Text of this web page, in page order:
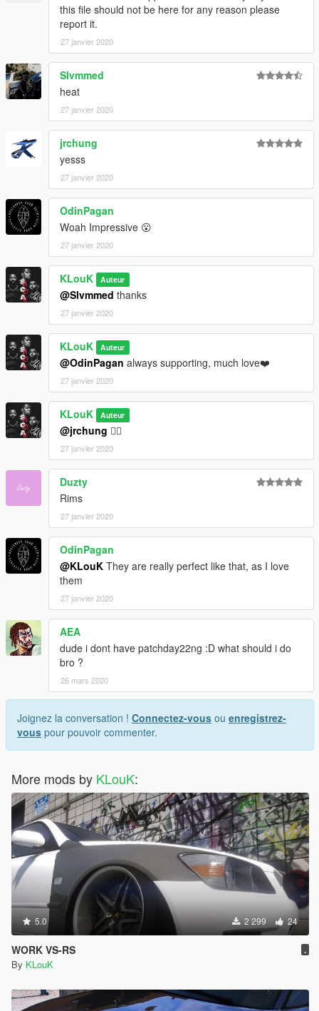
this file should not be here for any reason please
report it.
27 janvier 2020
Slvmmed
heat
27 janvier 2020
jrchung
yesss
27 janvier 2020
OdinPagan
Woah Impressive 😮
27 janvier 2020
KLouK Auteur
@Slvmmed thanks
27 janvier 2020
KLouK Auteur
@OdinPagan always supporting, much love❤️
27 janvier 2020
KLouK Auteur
@jrchung 👍🏾
27 janvier 2020
Duzty
Rims
27 janvier 2020
OdinPagan
@KLouK They are really perfect like that, as I love
them
27 janvier 2020
AEA
dude i dont have patchday22ng :D what should i do
bro ?
26 mars 2020
Joignez la conversation ! Connectez-vous ou enregistrez-
vous pour pouvoir commenter.
More mods by KLouK:
5.0 2 299 24
WORK VS-RS .
By KLouK